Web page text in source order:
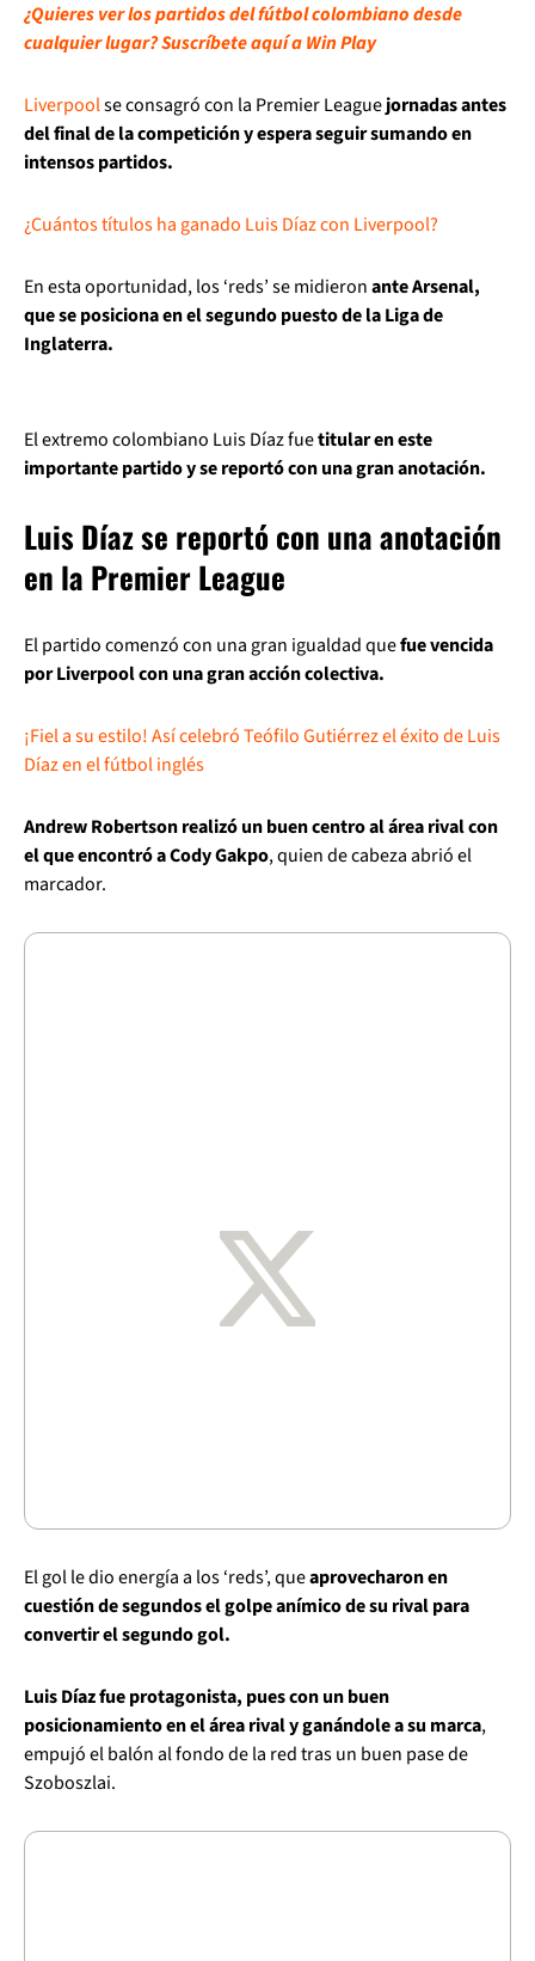
¿Quieres ver los partidos del fútbol colombiano desde
cualquier lugar? Suscríbete aquí a Win Play
Liverpoolse consagró con la Premier Leaguejornadas antes
del final de la competición y espera seguir sumando en
intensos partidos.
¿Cuántos títulos ha ganado Luis Díaz con Liverpool?
En esta oportunidad, los ‘reds’ se midieronante Arsenal,
que se posiciona en el segundo puesto de la Liga de
Inglaterra.
El extremo colombiano Luis Díaz fuetitular en este
importante partido y se reportó con una gran anotación.
Luis Díaz se reportó con una anotación
en la Premier League
El partido comenzó con una gran igualdad quefue vencida
por Liverpool con una gran acción colectiva.
¡Fiel a su estilo! Así celebró Teófilo Gutiérrez el éxito de Luis
Díaz en el fútbol inglés
Andrew Robertson realizó un buen centro al área rival con
el que encontró a Cody Gakpo, quien de cabeza abrió el
marcador.
El gol le dio energía a los ‘reds’, queaprovecharon en
cuestión de segundos el golpe anímico de su rival para
convertir el segundo gol.
Luis Díaz fue protagonista, pues con un buen
posicionamiento en el área rival y ganándole a su marca,
empujó el balón al fondo de la red tras un buen pase de
Szoboszlai.